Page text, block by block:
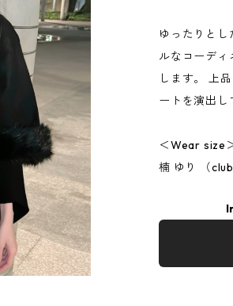
ゆったりと
ルなコーディ
します。 上
ートを演出し
＜Wear size
楠 ゆり （